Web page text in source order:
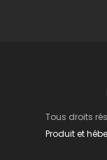
Tous droits
Produit et